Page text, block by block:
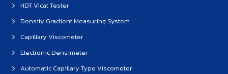
HDT Vicat Tester
Density Gradient Measuring System
Capillary Viscometer
Electronic Densimeter
Automatic Capillary Type Viscometer